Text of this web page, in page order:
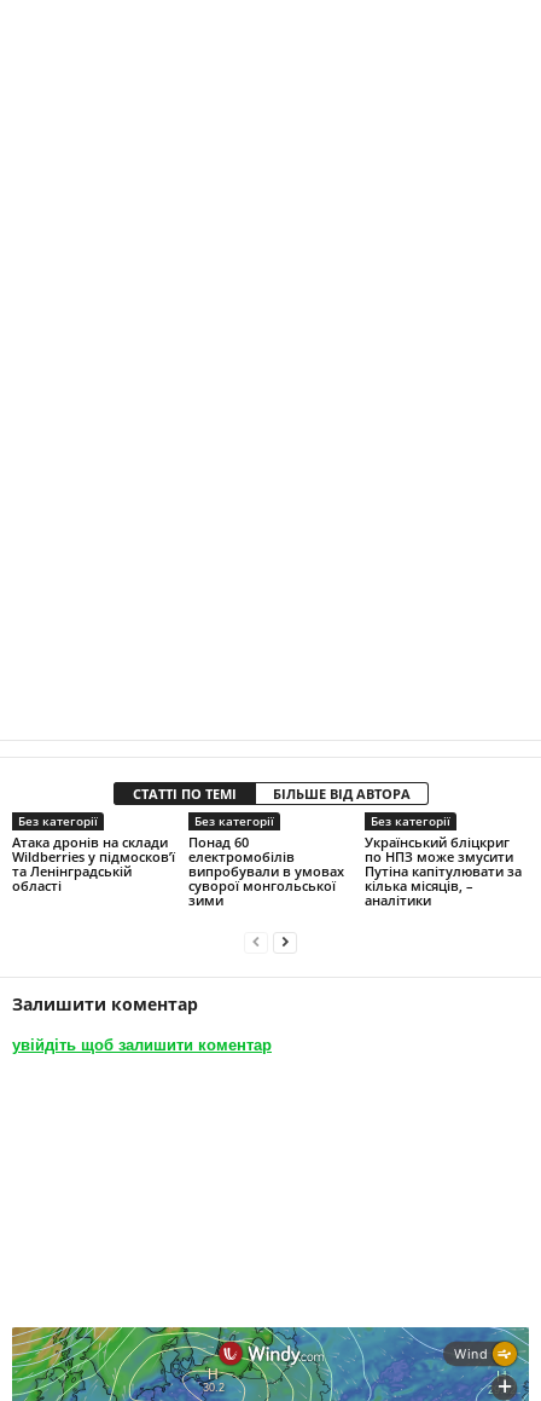
СТАТТІ ПО ТЕМІ БІЛЬШЕ ВІД АВТОРА
Без категорії
Атака дронів на склади
Wildberries у підмосков’ї
та Ленінградській
області
Без категорії
Понад 60
електромобілів
випробували в умовах
суворої монгольської
зими
Без категорії
Український бліцкриг
по НПЗ може змусити
Путіна капітулювати за
кілька місяців, –
аналітики
Залишити коментар
увійдіть щоб залишити коментар